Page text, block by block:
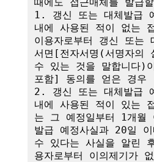
1. 갱신 또는 대체발급
내에 사용된 적이 없는
이용자로부터 갱신 또는
서면[전자서명(서명자의
수 있는 것을 말합니다)
포함] 동의를 얻은 경우
2. 갱신 또는 대체발급
내에 사용된 적이 있는
는 그 예정일부터 1개월
발급 예정사실과 20일 이
수 있다는 사실을 알린
용자로부터 이의제기가